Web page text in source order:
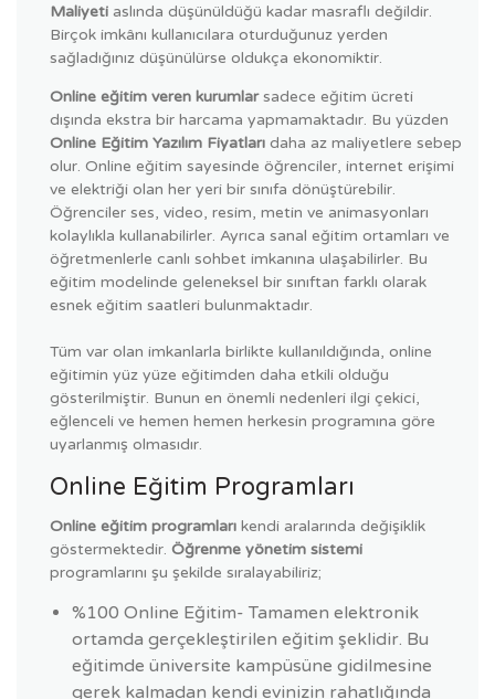
Maliyeti aslında düşünüldüğü kadar masraflı değildir.
Birçok imkânı kullanıcılara oturduğunuz yerden
sağladığınız düşünülürse oldukça ekonomiktir.
Online eğitim veren kurumlarsadece eğitim ücreti
dışında ekstra bir harcama yapmamaktadır. Bu yüzden
Online Eğitim Yazılım Fiyatları daha az maliyetlere sebep
olur. Online eğitim sayesinde öğrenciler, internet erişimi
ve elektriği olan her yeri bir sınıfa dönüştürebilir.
Öğrenciler ses, video, resim, metin ve animasyonları
kolaylıkla kullanabilirler. Ayrıca sanal eğitim ortamları ve
öğretmenlerle canlı sohbet imkanına ulaşabilirler. Bu
eğitim modelinde geleneksel bir sınıftan farklı olarak
esnek eğitim saatleri bulunmaktadır.
Tüm var olan imkanlarla birlikte kullanıldığında, online
eğitimin yüz yüze eğitimden daha etkili olduğu
gösterilmiştir. Bunun en önemli nedenleri ilgi çekici,
eğlenceli ve hemen hemen herkesin programına göre
uyarlanmış olmasıdır.
Online Eğitim Programları
Online eğitim programları kendi aralarında değişiklik
göstermektedir. Öğrenme yönetim sistemi
programlarını şu şekilde sıralayabiliriz;
%100 Online Eğitim- Tamamen elektronik
ortamda gerçekleştirilen eğitim şeklidir. Bu
eğitimde üniversite kampüsüne gidilmesine
gerek kalmadan kendi evinizin rahatlığında